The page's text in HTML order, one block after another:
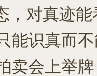
，对真迹
能识真而
卖会上举